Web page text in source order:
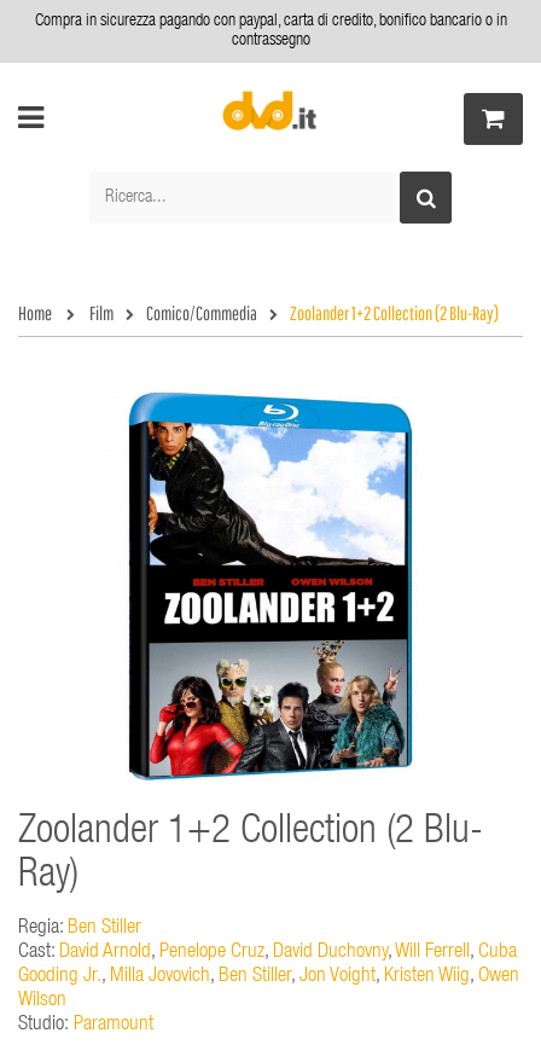
Compra in sicurezza pagando con paypal, carta di credito, bonifico bancario o in
contrassegno
Home Film Comico/Commedia Zoolander 1+2 Collection (2 Blu-Ray)
Zoolander 1+2 Collection (2 Blu-
Ray)
Regia: Ben Stiller
Cast: David Arnold, Penelope Cruz, David Duchovny,Will Ferrell, Cuba
Gooding Jr., Milla Jovovich, Ben Stiller, Jon Voight, Kristen Wiig, Owen
Wilson
Studio: Paramount